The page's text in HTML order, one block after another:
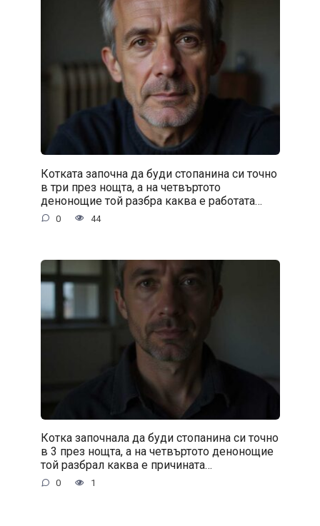
Котката започна да буди стопанина си точно
в три през нощта, а на четвъртото
денонощие той разбра каква е работата…
0 44
Котка започнала да буди стопанина си точно
в 3 през нощта, а на четвъртото денонощие
той разбрал каква е причината…
0 1